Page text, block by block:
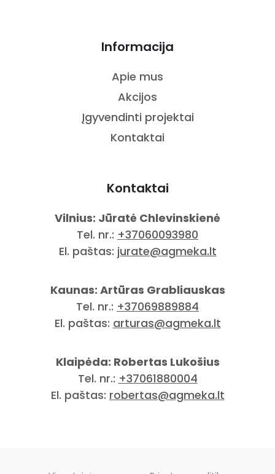
Informacija
Apie mus
Akcijos
Įgyvendinti projektai
Kontaktai
Kontaktai
Vilnius: Jūratė Chlevinskienė
Tel. nr.: +37060093980
El. paštas: jurate@agmeka.lt
Kaunas: Artūras Grabliauskas
Tel. nr.: +37069889884
El. paštas: arturas@agmeka.lt
Klaipėda: Robertas Lukošius
Tel. nr.: +37061880004
El. paštas: robertas@agmeka.lt